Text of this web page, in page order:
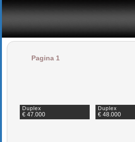
Pagina 1
Duplex
€ 47.000
Duplex
€ 48.000